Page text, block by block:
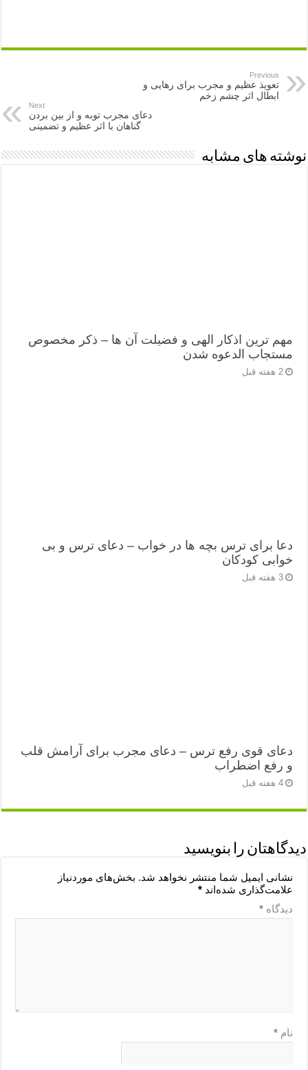
Previous
تعویذ عظیم و مجرب برای رهایی و
ابطال اثر چشم زخم
Next
دعای مجرب توبه و از بین بردن
گناهان با اثر عظیم و تضمینی
نوشته های مشابه
مهم ترین اذکار الهی و فضیلت آن ها – ذکر مخصوص
مستجاب الدعوه شدن
2 هفته قبل
دعا برای ترس بچه ها در خواب – دعای ترس و بی
خوابی کودکان
3 هفته قبل
دعای قوی رفع ترس – دعای مجرب برای آرامش قلب
و رفع اضطراب
4 هفته قبل
دیدگاهتان را بنویسید
نشانی ایمیل شما منتشر نخواهد شد. بخش‌های موردنیاز
علامت‌گذاری شده‌اند*
دیدگاه*
نام*